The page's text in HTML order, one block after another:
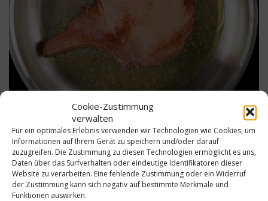
Cookie-Zustimmung
verwalten
Für ein optimales Erlebnis verwenden wir Technologien wie Cookies, um
Informationen auf Ihrem Gerät zu speichern und/oder darauf
zuzugreifen. Die Zustimmung zu diesen Technologien ermöglicht es uns,
Daten über das Surfverhalten oder eindeutige Identifikatoren dieser
Website zu verarbeiten. Eine fehlende Zustimmung oder ein Widerruf
der Zustimmung kann sich negativ auf bestimmte Merkmale und
Funktionen auswirken.